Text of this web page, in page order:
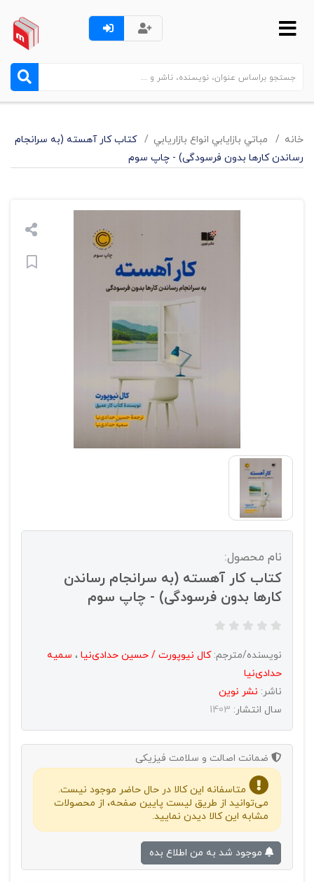
خانه مباتي بازايابي انواع بازاريابي
کتاب کار آهسته (به سرانجام
رساندن کارها بدون فرسودگی) - چاپ سوم
نام محصول:
کتاب کار آهسته (به سرانجام رساندن
کارها بدون فرسودگی) - چاپ سوم
نویسنده/مترجم:کال نیوپورت / حسین حدادی‌نیا ، سمیه
حدادی‌نیا
ناشر: نشر نوين
سال انتشار: 1403
ضمانت اصالت و سلامت فیزیکی
متاسفانه این کالا در حال حاضر موجود نیست.
می‌توانید از طریق لیست پایین صفحه، از محصولات
مشابه این کالا دیدن نمایید.